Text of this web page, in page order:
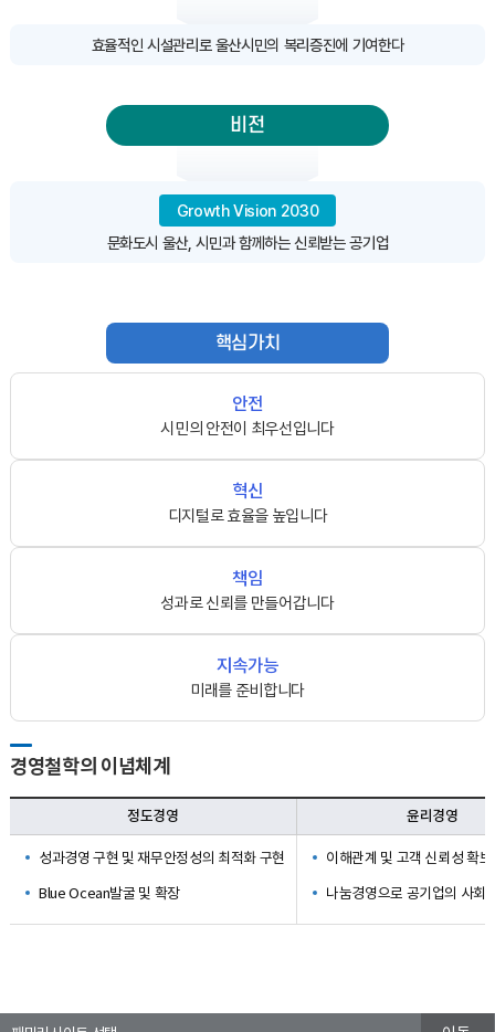
효율적인 시설관리로 울산시민의 복리증진에 기여한다
비전
Growth Vision 2030
문화도시 울산, 시민과 함께하는 신뢰받는 공기업
핵심가치
안전
시민의 안전이 최우선입니다
혁신
디지털로 효율을 높입니다
책임
성과로 신뢰를 만들어갑니다
지속가능
미래를 준비합니다
경영철학의 이념체계
정도경영 윤리경영
성과경영 구현 및 재무안정성의 최적화 구현
Blue Ocean발굴 및 확장
이해관계 및 고객 신뢰성 확보
나눔경영으로 공기업의 사회
패밀리사이트